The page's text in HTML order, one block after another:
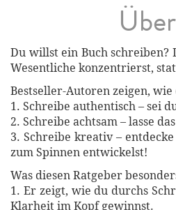
Du willst ein Buch schreiben?
Wesentliche konzentrierst,
Bestseller-Autoren zeigen, wie
1. Schreibe authentisch – sei
2. Schreibe achtsam – lasse
3. Schreibe kreativ –
zum Spinnen entwickelst!
Was diesen Ratgeber
1. Er zeigt, wie du durchs
Klarheit im Kopf gewinnst.